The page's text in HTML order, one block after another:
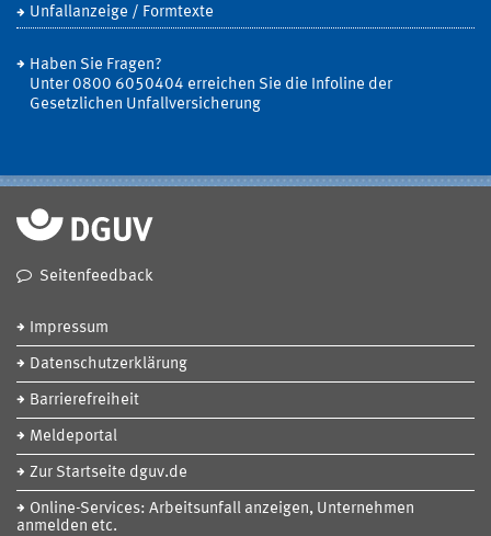
Unfallanzeige / Formtexte
Haben Sie Fragen?
Unter 0800 6050404 erreichen Sie die Infoline der
Gesetzlichen Unfallversicherung
Seitenfeedback
Impressum
Datenschutzerklärung
Barrierefreiheit
Meldeportal
Zur Startseite dguv.de
Online-Services: Arbeitsunfall anzeigen, Unternehmen
anmelden etc.